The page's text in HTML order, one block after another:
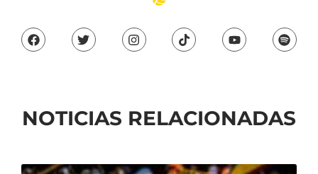
NOTICIAS RELACIONADAS